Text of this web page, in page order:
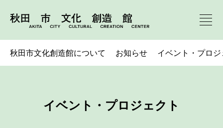
秋田市文化創造館について お知らせ イベント・プロ
イベント・プロジェクト